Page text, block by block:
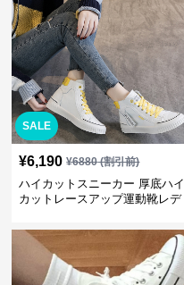
SALE
¥6,190 ¥6880(割引前)
ハイカットスニーカー 厚底ハイ
カットレースアップ運動靴レデ